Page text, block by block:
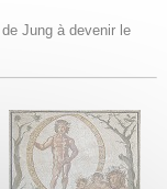
Jung à devenir le